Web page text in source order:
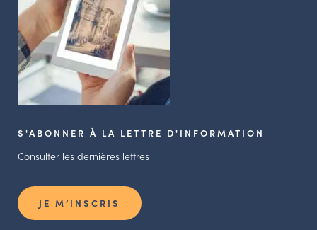
S'ABONNER À LA LETTRE D'INFORMATION
Consulter les dernières lettres
JE M’INSCRIS